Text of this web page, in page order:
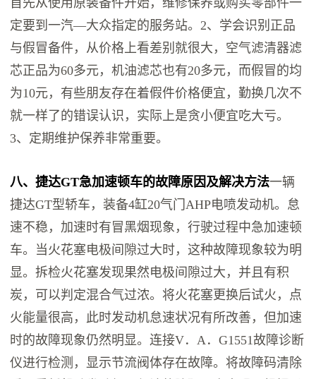
首先从使用原装备件开始，维修保养或购买零部件一
定要到一汽—大众指定的服务站。2、学会识别正品
与假冒备件，从价格上看差别就很大，空气滤清器滤
芯正品为60多元，机油滤芯也有20多元，而假冒的均
为10元，有些朋友存在着假件价格便宜，勤换几次不
就一样了的错误认识，实际上是贪小便宜吃大亏。
3、定期维护保养非常重要。
八、捷达GT急加速顿车的故障原因及解决方法一辆
捷达GT型轿车，装备4缸20气门AHP电喷发动机。怠
速不稳，加速时有冒黑烟现象，行驶过程中急加速顿
车。当火花塞电极间隙过大时，这种故障现象较为明
显。拆检火花塞发现果然电极间隙过大，并且有积
炭，可以判定混合气过浓。将火花塞更换后试火，点
火能量很高，此时发动机怠速状况有所改善，但加速
时的故障现象仍然明显。连接V．A．G1551故障诊断
仪进行检测，显示节流阀体存在故障。将故障码清除